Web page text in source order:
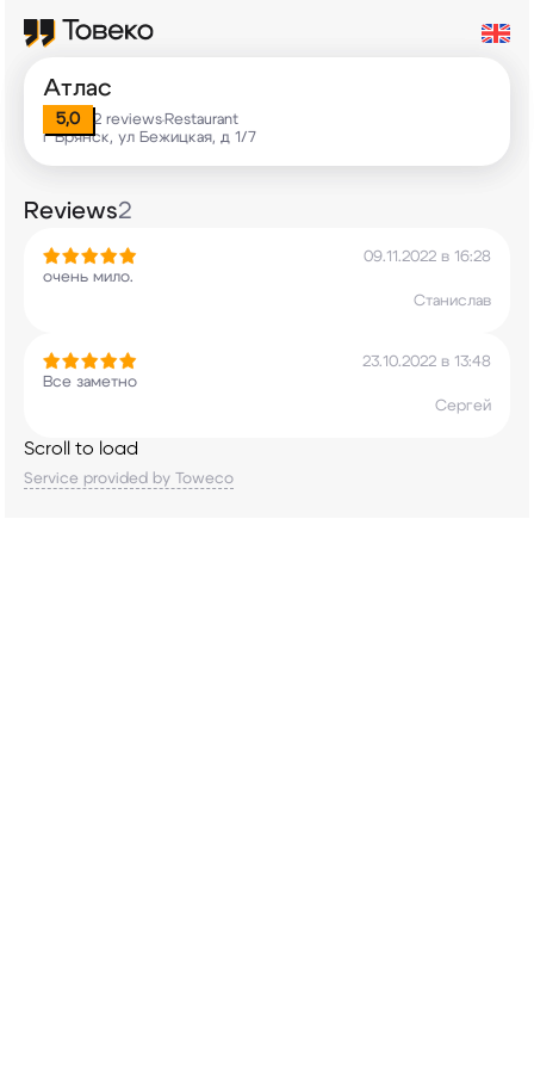
Атлас
5,0 2 reviews•Restaurant
г Брянск, ул Бежицкая, д 1/7
Reviews2
09.11.2022 в 16:28
очень мило.
Станислав
23.10.2022 в 13:48
Все заметно
Сергей
Scroll to load
Service provided by Toweco